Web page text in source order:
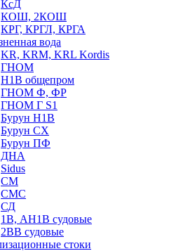
КсД
КОШ, 2КОШ
КРГ, КРГЛ, КРГА
вода
KR, KRM, KRL Kordis
ГНОМ
Н1В общепром
ГНОМ Ф, ФР
ГНОМ Г S1
Бурун Н1В
Бурун СХ
Бурун ПФ
ДНА
Sidus
СМ
СМС
СД
1В, АН1В судовые
2ВВ судовые
стоки